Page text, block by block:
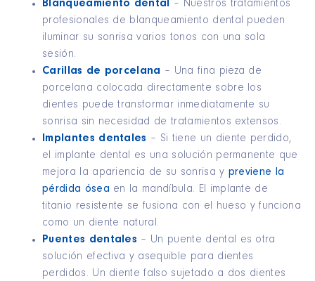
Blanqueamiento dental – Nuestros tratamientos
profesionales de blanqueamiento dental pueden
iluminar su sonrisa varios tonos con una sola
sesión.
Carillas de porcelana – Una fina pieza de
porcelana colocada directamente sobre los
dientes puede transformar inmediatamente su
sonrisa sin necesidad de tratamientos extensos.
Implantes dentales – Si tiene un diente perdido,
el implante dental es una solución permanente que
mejora la apariencia de su sonrisa y previene la
pérdida ósea en la mandíbula. El implante de
titanio resistente se fusiona con el hueso y funciona
como un diente natural.
Puentes dentales – Un puente dental es otra
solución efectiva y asequible para dientes
perdidos. Un diente falso sujetado a dos dientes